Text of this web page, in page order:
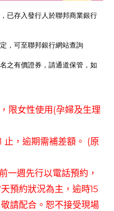
已存入發行人於聯邦商業銀行
，可至聯邦銀行網站查詢
之有價證券，請通道保管，如
限女性使用(孕婦及生理
止，逾期需補差額。 (原
一週先行以電話預約，
預約狀況為主，逾時15
請配合。恕不接受現場